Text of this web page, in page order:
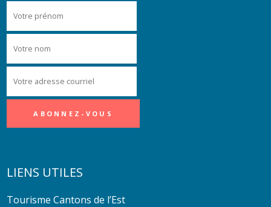
LIENS UTILES
Tourisme Cantons de l’Est